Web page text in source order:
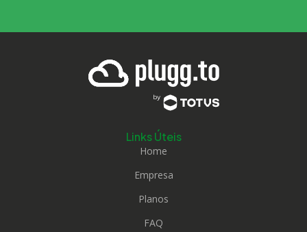
Links Úteis
Home
Empresa
Planos
FAQ